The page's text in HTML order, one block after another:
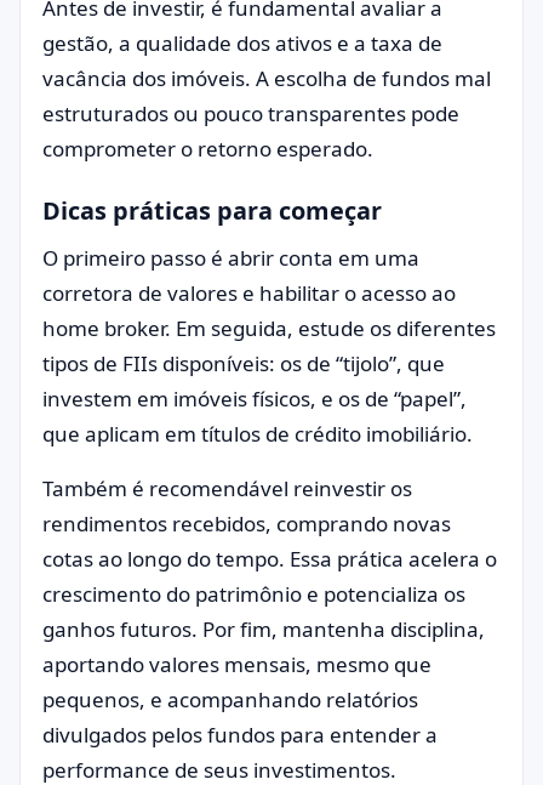
Antes de investir, é fundamental avaliar a
gestão, a qualidade dos ativos e a taxa de
vacância dos imóveis. A escolha de fundos mal
estruturados ou pouco transparentes pode
comprometer o retorno esperado.
Dicas práticas para começar
O primeiro passo é abrir conta em uma
corretora de valores e habilitar o acesso ao
home broker. Em seguida, estude os diferentes
tipos de FIIs disponíveis: os de “tijolo”, que
investem em imóveis físicos, e os de “papel”,
que aplicam em títulos de crédito imobiliário.
Também é recomendável reinvestir os
rendimentos recebidos, comprando novas
cotas ao longo do tempo. Essa prática acelera o
crescimento do patrimônio e potencializa os
ganhos futuros. Por fim, mantenha disciplina,
aportando valores mensais, mesmo que
pequenos, e acompanhando relatórios
divulgados pelos fundos para entender a
performance de seus investimentos.